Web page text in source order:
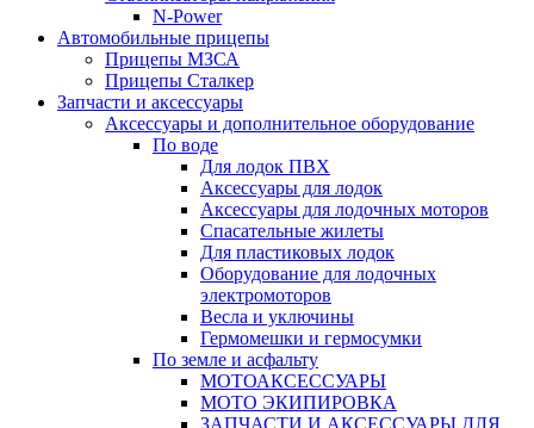
N-Power
Автомобильные прицепы
Прицепы МЗСА
Прицепы Сталкер
Запчасти и аксессуары
Аксессуары и дополнительное оборудование
По воде
Для лодок ПВХ
Аксессуары для лодок
Аксессуары для лодочных моторов
Спасательные жилеты
Для пластиковых лодок
Оборудование для лодочных
электромоторов
Весла и уключины
Гермомешки и гермосумки
По земле и асфальту
МОТОАКСЕССУАРЫ
МОТО ЭКИПИРОВКА
ЗАПЧАСТИ И АКСЕССУАРЫ ДЛЯ